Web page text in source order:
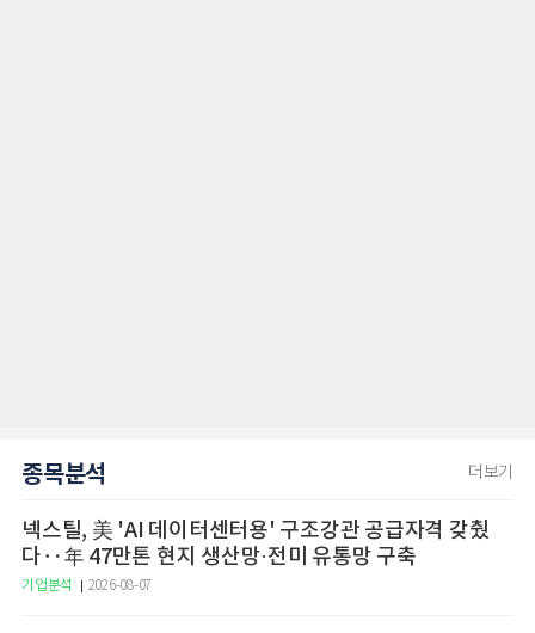
종목분석 더보기
넥스틸, 美 'AI 데이터센터용' 구조강관 공급자격 갖췄
다‥年 47만톤 현지 생산망·전미 유통망 구축
기업분석 2026-08-07